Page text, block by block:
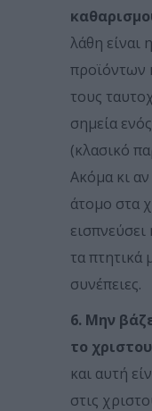
λάθη είναι
προϊόντων
τους
σημεία
(κλασικό
Ακόμα κι
άτομο στα
τα πτητικά
συνέπειες.
6. Μην
το
και αυτή
στις